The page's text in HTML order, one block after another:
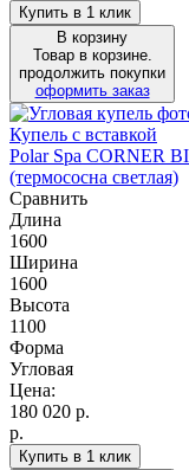
Купить в 1 клик
В корзину
Товар в корзине.
продолжить покупки
оформить заказ
Купель с вставкой
Polar Spa CORNER
(термососна светлая)
Сравнить
Длина
1600
Ширина
1600
Высота
1100
Форма
Угловая
Цена:
180 020 р.
р.
Купить в 1 клик